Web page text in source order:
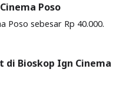
Poso
Poso sebesar Rp 40.000.
di Bioskop Ign Cinema